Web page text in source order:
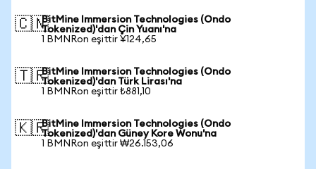
🇨🇳BitMine Immersion Technologies (Ondo
Tokenized)'dan Çin Yuanı'na
1 BMNRon eşittir ¥124,65
🇹🇷BitMine Immersion Technologies (Ondo
Tokenized)'dan Türk Lirası'na
1 BMNRon eşittir ₺881,10
🇰🇷BitMine Immersion Technologies (Ondo
Tokenized)'dan Güney Kore Wonu'na
1 BMNRon eşittir ₩26.153,06